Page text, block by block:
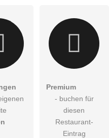
Premium
- buchen für
diesen
Restaurant-
Eintrag